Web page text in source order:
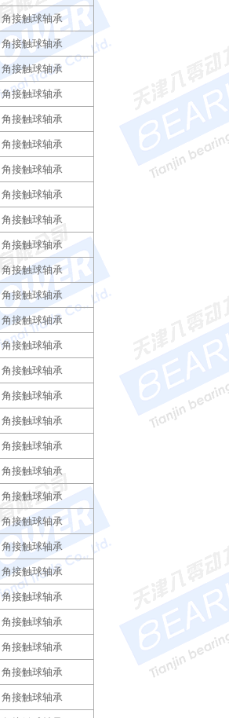
角接触球轴承
角接触球轴承
角接触球轴承
角接触球轴承
角接触球轴承
角接触球轴承
角接触球轴承
角接触球轴承
角接触球轴承
角接触球轴承
角接触球轴承
角接触球轴承
角接触球轴承
角接触球轴承
角接触球轴承
角接触球轴承
角接触球轴承
角接触球轴承
角接触球轴承
角接触球轴承
角接触球轴承
角接触球轴承
角接触球轴承
角接触球轴承
角接触球轴承
角接触球轴承
角接触球轴承
角接触球轴承